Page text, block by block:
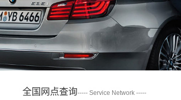
全国网点查询----- Service Network -----